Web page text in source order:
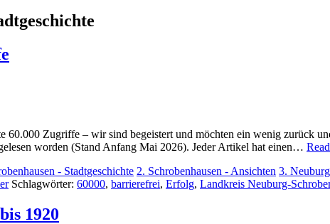
Zugriffe – wir sind begeistert und möchten ein wenig zurück
worden (Stand Anfang Mai 2026). Jeder Artikel hat einen…
- Stadtgeschichte 2. Schrobenhausen - Ansichten 3. Neuburg
Schlagwörter: 60000, barrierefrei, Erfolg, Landkreis Neuburg-
1920